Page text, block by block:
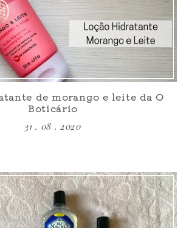
de morango e leite da O
Boticário
31 . 08 . 2020